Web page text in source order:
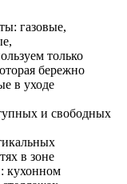
газовые,
только
бережно
в уходе
и свободных
в зоне
кухонном